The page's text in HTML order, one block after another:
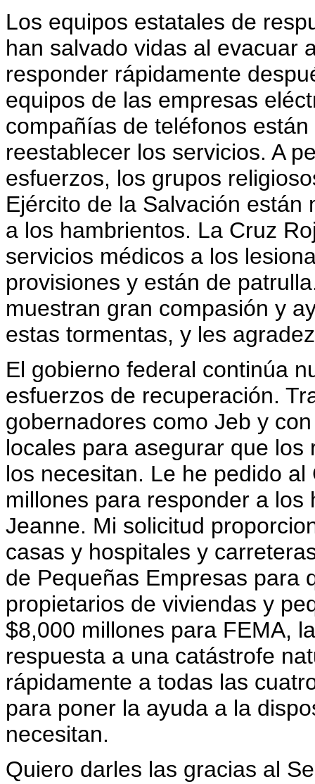
Los equipos estatales de
han salvado vidas al evacuar
responder rápidamente
equipos de las empresas
compañías de teléfonos
reestablecer los servicios. A
esfuerzos, los grupos
Ejército de la Salvación
a los hambrientos. La Cruz
servicios médicos a los
provisiones y están de
muestran gran compasión y
estas tormentas, y les
El gobierno federal continúa
esfuerzos de recuperación.
gobernadores como Jeb y
locales para asegurar que
los necesitan. Le he pedido
millones para responder a
Jeanne. Mi solicitud
casas y hospitales y
de Pequeñas Empresas para
propietarios de viviendas y
$8,000 millones para FEMA,
respuesta a una catástrofe
rápidamente a todas las
para poner la ayuda a la
necesitan.
Quiero darles las gracias al